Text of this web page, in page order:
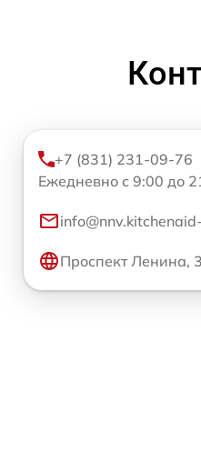
+7 (831) 231-09-76
Ежедневно с 9:00 до
Проспект Ленина,